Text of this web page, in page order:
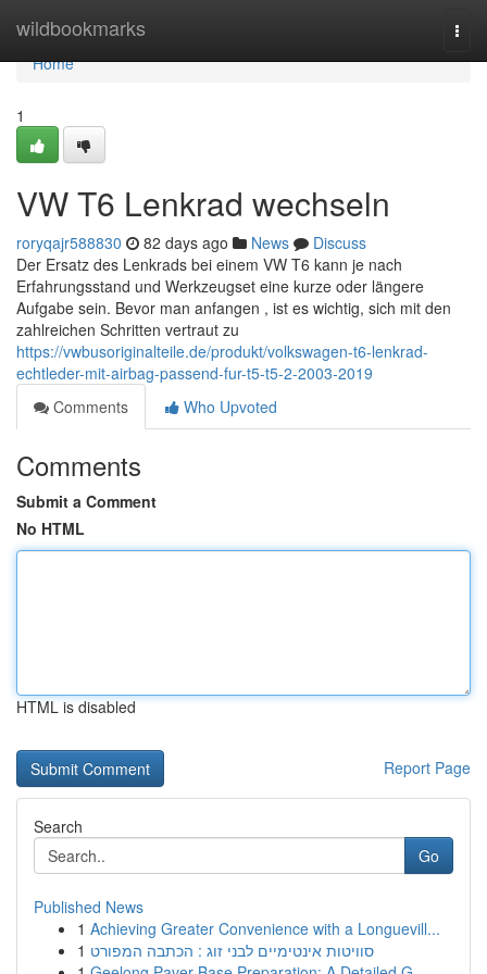
wildbookmarks
Home
Home
1
VW T6 Lenkrad wechseln
roryqajr588830 82 days ago News
Discuss
Der Ersatz des Lenkrads bei einem VW T6 kann je nach
Erfahrungsstand und Werkzeugset eine kurze oder längere
Aufgabe sein. Bevor man anfangen , ist es wichtig, sich mit den
zahlreichen Schritten vertraut zu
https://vwbusoriginalteile.de/produkt/volkswagen-t6-lenkrad-
echtleder-mit-airbag-passend-fur-t5-t5-2-2003-2019
Comments
Who Upvoted
Comments
Submit a Comment
No HTML
HTML is disabled
Report Page
Search
Go
Published News
1 Achieving Greater Convenience with a Longuevill...
1 סוויטות אינטימיים לבני זוג : הכתבה המפורט